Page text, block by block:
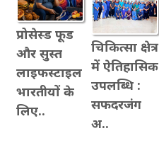
प्रोसेस्ड फूड
और सुस्त
लाइफस्टाइल
भारतीयों के
लिए..
चिकित्सा क्षेत्र
में ऐतिहासिक
उपलब्धि :
सफदरजंग
अ..